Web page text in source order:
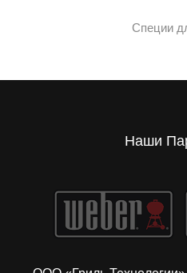
Специи
Наши